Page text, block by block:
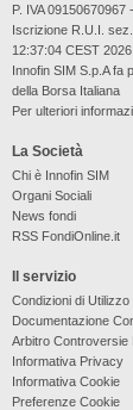
La Società
Chi è Innofin SIM
Organi Sociali
News fondi
RSS FondiOnline.it
Il servizio
Condizioni di Utilizzo
Documentazione
Arbitro Controversie
Informativa Privacy
Informativa Cookie
Preferenze Cookie
P. IVA
Iscrizione R.U.I.
12:37:04 CEST 2026
Innofin SIM S.p.A fa
della Borsa Italiana
Per ulteriori